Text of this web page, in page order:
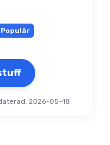
Populär
2026-05-18